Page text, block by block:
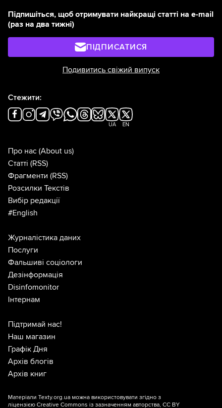
Підпишіться, щоб отримувати найкращі статті на e-mail
(раз на два тижні)
ПІДПИСАТИСЯ
Подивитись свіжий випуск
Стежити:
UA EN
Про нас (About us)
Статті (RSS)
Фрагменти (RSS)
Розсилки Текстів
Вибір редакції
#English
Журналістика даних
Послуги
Фальшиві соціологи
Дезінформація
Disinfomonitor
Інтернам
Підтримай нас!
Наш магазин
Графік Дня
Архів блогів
Архів книг
Матеріали Texty.org.ua можна використовувати згідно з
ліцензією Creative Commons із зазначенням авторства, CC BY